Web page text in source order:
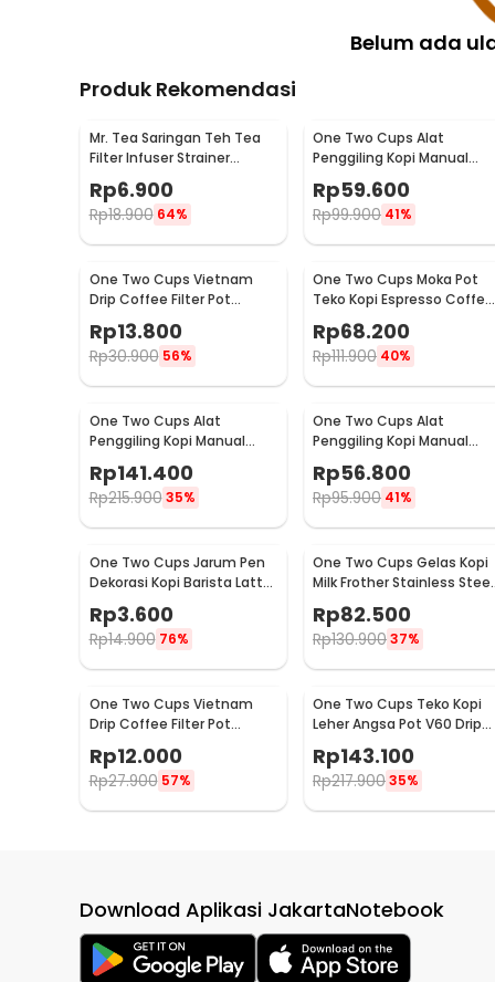
Belum ada
Produk Rekomendasi
Mr. Tea Saringan Teh Tea
Filter Infuser Strainer
Chilling Man Silicon - MR03
Rp6.900
Rp18.900 64%
One Two Cups Alat
Penggiling Kopi Manual
Coffee Grinder Portable -
WFCG9800
Rp59.600
Rp99.900 41%
One Two Cups Vietnam
Drip Coffee Filter Pot
Saringan Kopi 180ml 8Q -
LC1
Rp13.800
Rp30.900 56%
One Two Cups Moka Pot
Teko Kopi Espresso Coffee
Stovetop 4 Cup 200ml -
Z20
Rp68.200
Rp111.900 40%
One Two Cups Alat
Penggiling Kopi Manual
CW85532
Rp141.400
Rp215.900 35%
One Two Cups Alat
Penggiling Kopi Manual
Coffee Grinder 160ml -
CF012
Rp56.800
Rp95.900 41%
One Two Cups Jarum Pen
Dekorasi Kopi Barista Latte
Art Needle 13cm - F3F27
Rp3.600
Rp14.900 76%
One Two Cups Gelas Kopi
Milk Frother Stainless Steel
400ml - WZ0011
Rp82.500
Rp130.90037%
One Two Cups Vietnam
Drip Coffee Filter Pot
LC1
Rp12.000
Rp27.900 57%
One Two Cups Teko Kopi
Leher Angsa Pot V60 Drip
Kettle 960ml - RF-15
Rp143.100
Rp217.90035%
Download Aplikasi JakartaNotebook